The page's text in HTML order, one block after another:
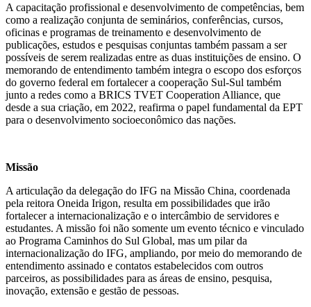
A capacitação profissional e desenvolvimento de competências, bem
como a realização conjunta de seminários, conferências, cursos,
oficinas e programas de treinamento e desenvolvimento de
publicações, estudos e pesquisas conjuntas também passam a ser
possíveis de serem realizadas entre as duas instituições de ensino. O
memorando de entendimento também integra o escopo dos esforços
do governo federal em fortalecer a cooperação Sul-Sul também
junto a redes como a BRICS TVET Cooperation Alliance, que
desde a sua criação, em 2022, reafirma o papel fundamental da EPT
para o desenvolvimento socioeconômico das nações.
Missão
A articulação da delegação do IFG na Missão China, coordenada
pela reitora Oneida Irigon, resulta em possibilidades que irão
fortalecer a internacionalização e o intercâmbio de servidores e
estudantes. A missão foi não somente um evento técnico e vinculado
ao Programa Caminhos do Sul Global, mas um pilar da
internacionalização do IFG, ampliando, por meio do memorando de
entendimento assinado e contatos estabelecidos com outros
parceiros, as possibilidades para as áreas de ensino, pesquisa,
inovação, extensão e gestão de pessoas.